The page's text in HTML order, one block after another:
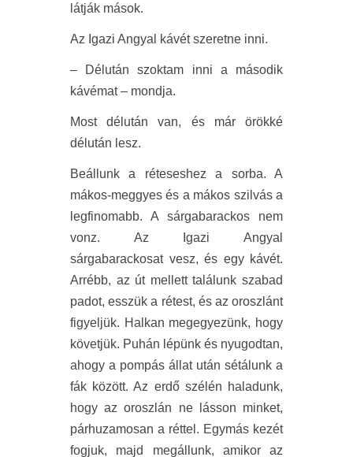
látják mások.
Az Igazi Angyal kávét szeretne inni.
– Délután szoktam inni a második
kávémat – mondja.
Most délután van, és már örökké
délután lesz.
Beállunk a réteseshez a sorba. A
mákos-meggyes és a mákos szilvás a
legfinomabb. A sárgabarackos nem
vonz. Az Igazi Angyal
sárgabarackosat vesz, és egy kávét.
Arrébb, az út mellett találunk szabad
padot, esszük a rétest, és az oroszlánt
figyeljük. Halkan megegyezünk, hogy
követjük. Puhán lépünk és nyugodtan,
ahogy a pompás állat után sétálunk a
fák között. Az erdő szélén haladunk,
hogy az oroszlán ne lásson minket,
párhuzamosan a réttel. Egymás kezét
fogjuk, majd megállunk, amikor az